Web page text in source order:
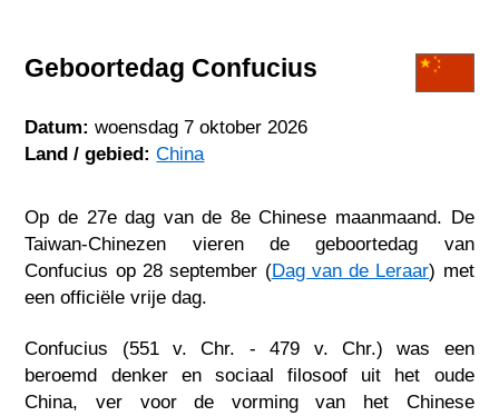
Geboortedag Confucius
Datum: woensdag 7 oktober 2026
Land / gebied: China
Op de 27e dag van de 8e Chinese maanmaand. De
Taiwan-Chinezen vieren de geboortedag van
Confucius op 28 september (Dag van de Leraar) met
een officiële vrije dag.
Confucius (551 v. Chr. - 479 v. Chr.) was een
beroemd denker en sociaal filosoof uit het oude
China, ver voor de vorming van het Chinese